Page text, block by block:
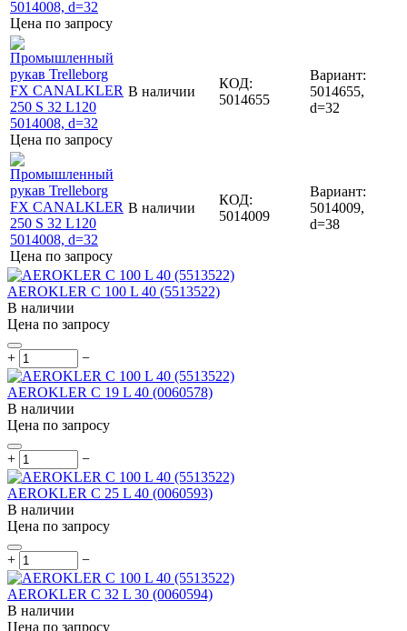
Цена по запросу
Цена по запросу
В наличии
КОД:
5014655
Вариант:
5014655,
d=32
Цена по запросу
В наличии
КОД:
5014009
Вариант:
5014009,
d=38
AEROKLER C 100 L 40 (5513522)
В наличии
Цена по запросу
+ −
AEROKLER C 19 L 40 (0060578)
В наличии
Цена по запросу
+ −
AEROKLER C 25 L 40 (0060593)
В наличии
Цена по запросу
+ −
AEROKLER C 32 L 30 (0060594)
В наличии
Цена по запросу